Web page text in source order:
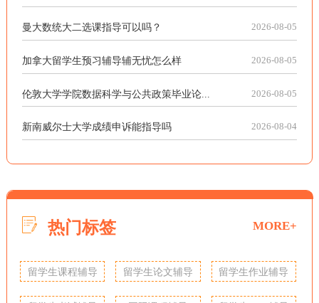
曼大数统大二选课指导可以吗？ 2026-08-05
加拿大留学生预习辅导辅无忧怎么样 2026-08-05
伦敦大学学院数据科学与公共政策毕业论... 2026-08-05
新南威尔士大学成绩申诉能指导吗 2026-08-04
热门标签 MORE+
留学生课程辅导 留学生论文辅导 留学生作业辅导